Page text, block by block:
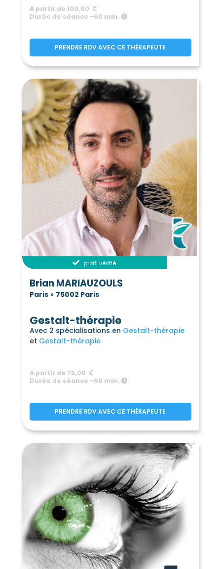
A partir de 100,00
Durée de séance ~60 min.
PRENDRE RDV AVEC CE THÉRAPEUTE
profil vérifié
Brian MARIAUZOULS
Paris» 75002 Paris
Gestalt-thérapie
Avec 2 spécialisations en Gestalt-thérapie
Gestalt-thérapie
A partir de 75,00
Durée de séance ~60 min.
PRENDRE RDV AVEC CE THÉRAPEUTE